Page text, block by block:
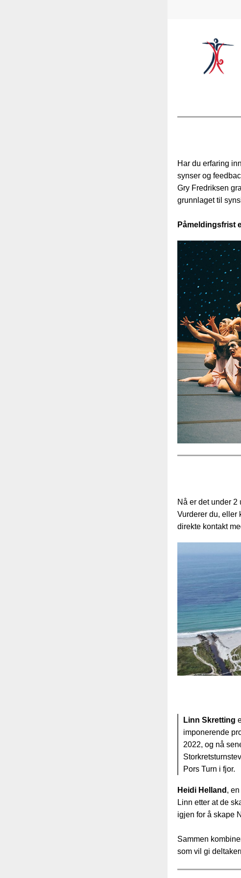
Har du erfaring
synser og
Gry Fredriksen
grunnlaget til
Påmeldingsfrist
Nå er det under
Vurderer du, eller
direkte kontakt
Linn Skretting
imponerende
2022, og nå
Pors Turn i fjor.
Heidi Helland ,
Linn etter at de
igjen for å skape
Sammen
som vil gi